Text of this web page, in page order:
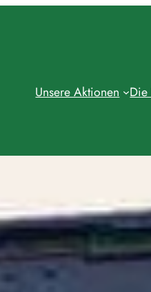
Unsere Aktionen Die